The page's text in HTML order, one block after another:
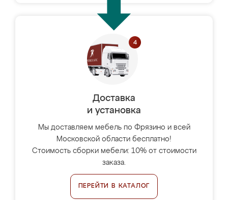
Доставка
и установка
Мы доставляем мебель по Фрязино и всей
Московской области бесплатно!
Стоимость сборки мебели: 10% от стоимости
заказа.
ПЕРЕЙТИ В КАТАЛОГ